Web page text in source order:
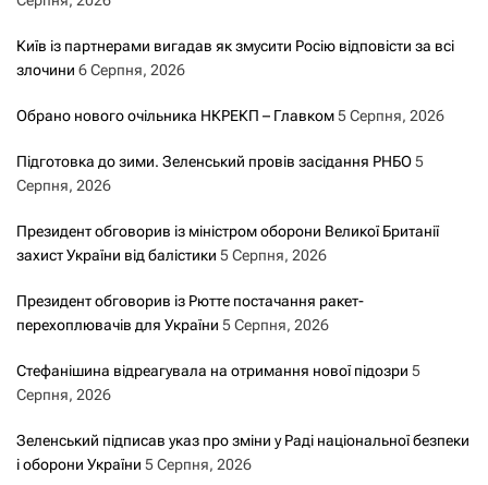
Київ із партнерами вигадав як змусити Росію відповісти за всі
злочини 6 Серпня, 2026
Обрано нового очільника НКРЕКП – Главком5 Серпня, 2026
Підготовка до зими. Зеленський провів засідання РНБО5
Серпня, 2026
Президент обговорив із міністром оборони Великої Британії
захист України від балістики 5 Серпня, 2026
Президент обговорив із Рютте постачання ракет-
перехоплювачів для України 5 Серпня, 2026
Стефанішина відреагувала на отримання нової підозри 5
Серпня, 2026
Зеленський підписав указ про зміни у Раді національної безпеки
і оборони України 5 Серпня, 2026